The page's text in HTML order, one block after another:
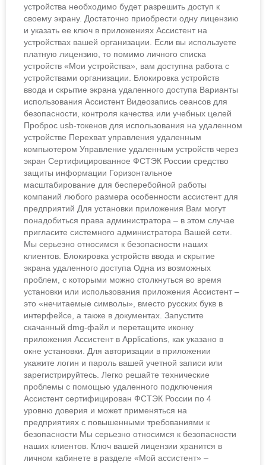
устройства необходимо будет разрешить доступ к
своему экрану. Достаточно приобрести одну лицензию
и указать ее ключ в приложениях Ассистент на
устройствах вашей организации. Если вы используете
платную лицензию, то помимо личного списка
устройств «Мои устройства», вам доступна работа с
устройствами организации. Блокировка устройств
ввода и скрытие экрана удаленного доступа Варианты
использования Ассистент Видеозапись сеансов для
безопасности, контроля качества или учебных целей
Проброс usb-токенов для использования на удаленном
устройстве Перехват управления удаленным
компьютером Управление удаленным устройств через
экран Сертифицированное ФСТЭК России средство
защиты информации Горизонтальное
масштабирование для бесперебойной работы
компаний любого размера особенности ассистент для
предприятий Для установки приложения Вам могут
понадобиться права администратора – в этом случае
пригласите системного администратора Вашей сети.
Мы серьезно относимся к безопасности наших
клиентов. Блокировка устройств ввода и скрытие
экрана удаленного доступа Одна из возможных
проблем, с которыми можно столкнуться во время
установки или использования приложения Ассистент –
это «нечитаемые символы», вместо русских букв в
интерфейсе, а также в документах. Запустите
скачанный dmg-файл и перетащите иконку
приложения Ассистент в Applications, как указано в
окне установки. Для авторизации в приложении
укажите логин и пароль вашей учетной записи или
зарегистрируйтесь. Легко решайте технические
проблемы с помощью удаленного подключения
Ассистент сертифицирован ФСТЭК России по 4
уровню доверия и может применяться на
предприятиях с повышенными требованиями к
безопасности Мы серьезно относимся к безопасности
наших клиентов. Ключ вашей лицензии хранится в
личном кабинете в разделе «Мой ассистент» –